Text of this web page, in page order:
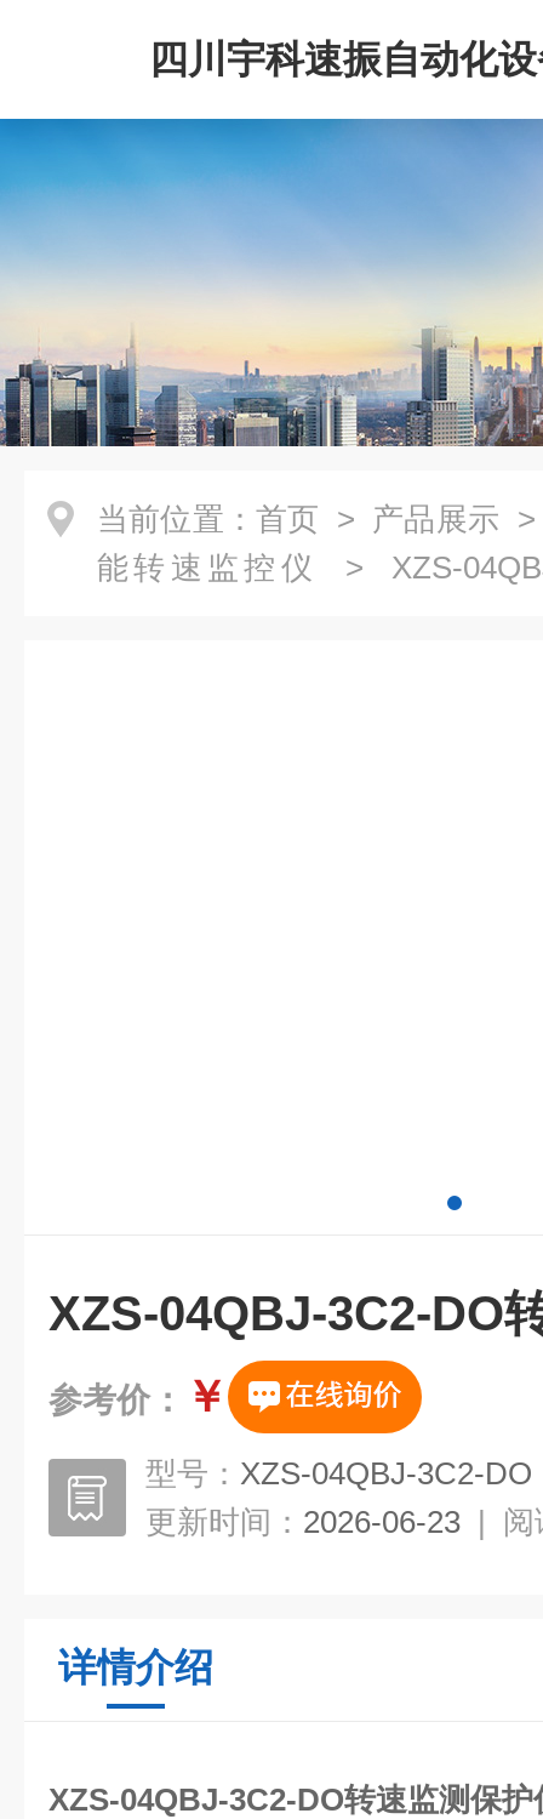
四川宇科速振自动化
公司
当前位置： 首页 > 产品展示
能转速监控仪
> XZS-
XZS-04QBJ-3C2-DO
参考价： ￥
型号： XZS-04QBJ-3C2-DO
更新时间： 2026-06-23 | 阅
详情介绍
XZS-04QBJ-3C2-DO转速监测保护